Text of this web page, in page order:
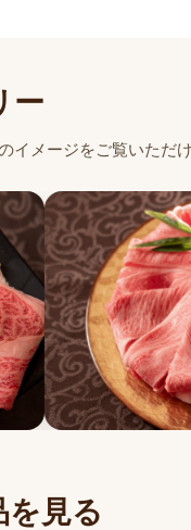
ー
イメージをご覧いただけ
を見る